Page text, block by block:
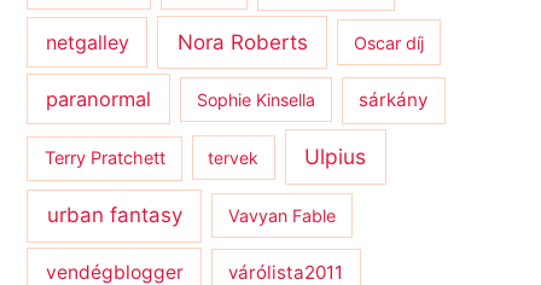
netgalley Nora Roberts Oscar díj
paranormal Sophie Kinsella sárkány
Terry Pratchett tervek Ulpius
urban fantasy Vavyan Fable
vendégblogger várólista2011